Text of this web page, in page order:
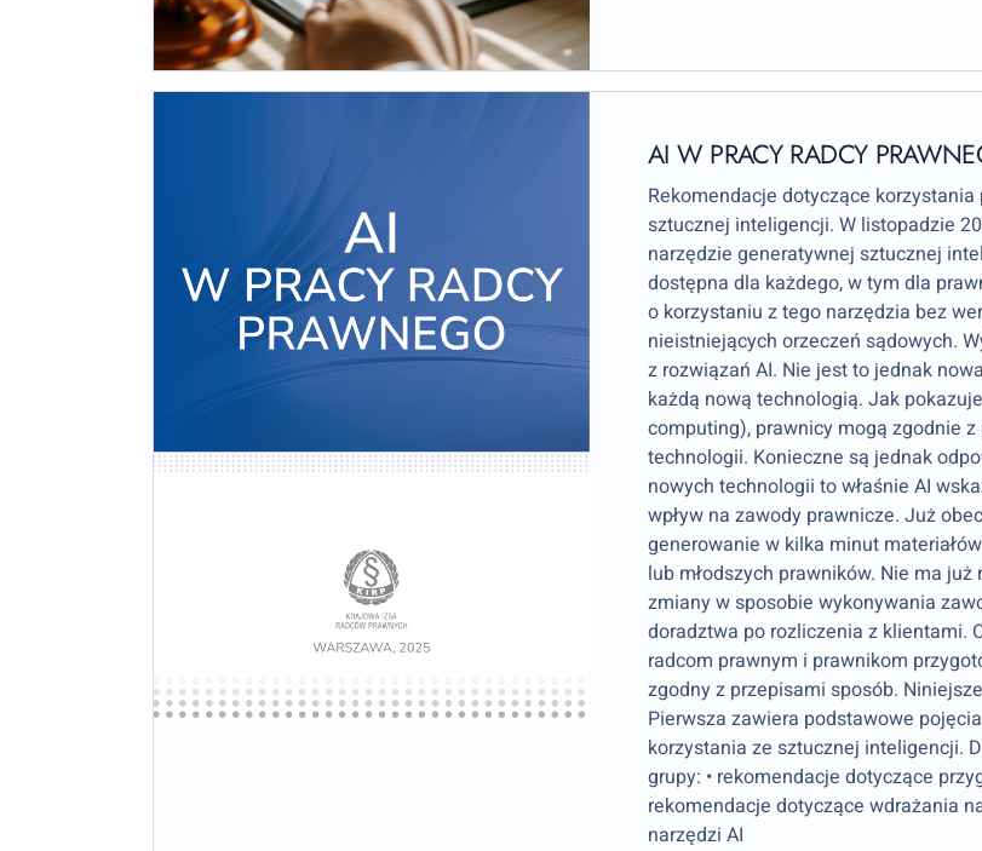
AI W PRACY RADCY
Rekomendacje dotyczące
sztucznej inteligencji. W listopadzie
narzędzie generatywnej sztucznej
dostępna dla każdego, w tym dla
o korzystaniu z tego narzędzia bez
nieistniejących orzeczeń sądowych.
z rozwiązań AI. Nie jest to jednak
każdą nową technologią. Jak
computing), prawnicy mogą zgodnie
technologii. Konieczne są jednak
nowych technologii to właśnie AI
wpływ na zawody prawnicze. Już
generowanie w kilka minut
lub młodszych prawników. Nie ma
zmiany w sposobie wykonywania
doradztwa po rozliczenia z klientami.
radcom prawnym i prawnikom
zgodny z przepisami sposób.
Pierwsza zawiera podstawowe
korzystania ze sztucznej inteligencji.
grupy: • rekomendacje dotyczące
rekomendacje dotyczące wdrażania
narzędzi AI